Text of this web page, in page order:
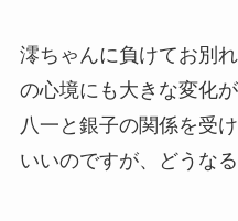
澪ちゃんに負けてお別
の心境にも大きな変化
八一と銀子の関係を受
いいのですが、どうなる